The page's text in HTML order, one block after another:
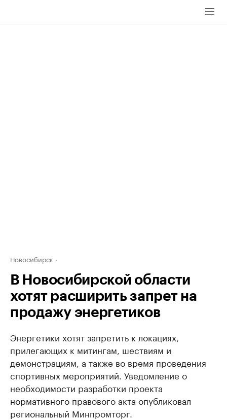
Новосибирск
В Новосибирской области
хотят расширить запрет на
продажу энергетиков
Энергетики хотят запретить к локациях,
прилегающих к митингам, шествиям и
демонстрациям, а также во время проведения
спортивных мероприятий. Уведомление о
необходимости разработки проекта
нормативного правового акта опубликовал
региональный Минпромторг.